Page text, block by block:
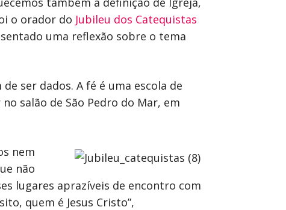
o orador do Jubileu dos Catequistas
uma reflexão sobre o tema
ser dados. A fé é uma escola de
salão de São Pedro do Mar, em
nem
não
lugares aprazíveis de encontro com
quem é Jesus Cristo”,